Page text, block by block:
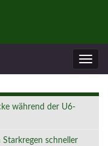
während der U6-
schneller